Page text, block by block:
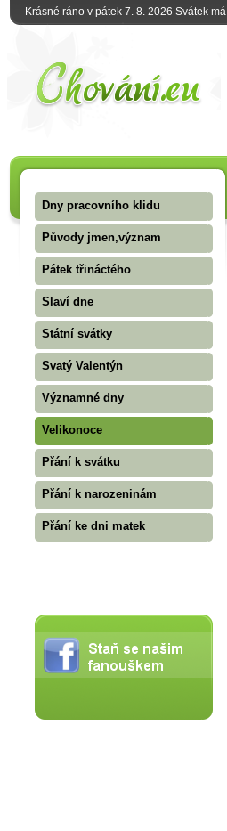
Krásné ráno v pátek 7. 8. 2026 Svátek má
Dny pracovního klidu
Původy jmen,význam
Pátek třináctého
Slaví dne
Státní svátky
Svatý Valentýn
Významné dny
Velikonoce
Přání k svátku
Přání k narozeninám
Přání ke dni matek